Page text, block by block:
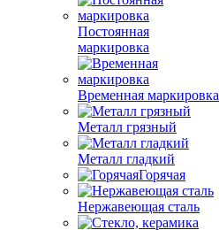
Постоянная
маркировка
Временная маркировка
Металл грязный
Металл гладкий
Горячая
Нержавеющая сталь